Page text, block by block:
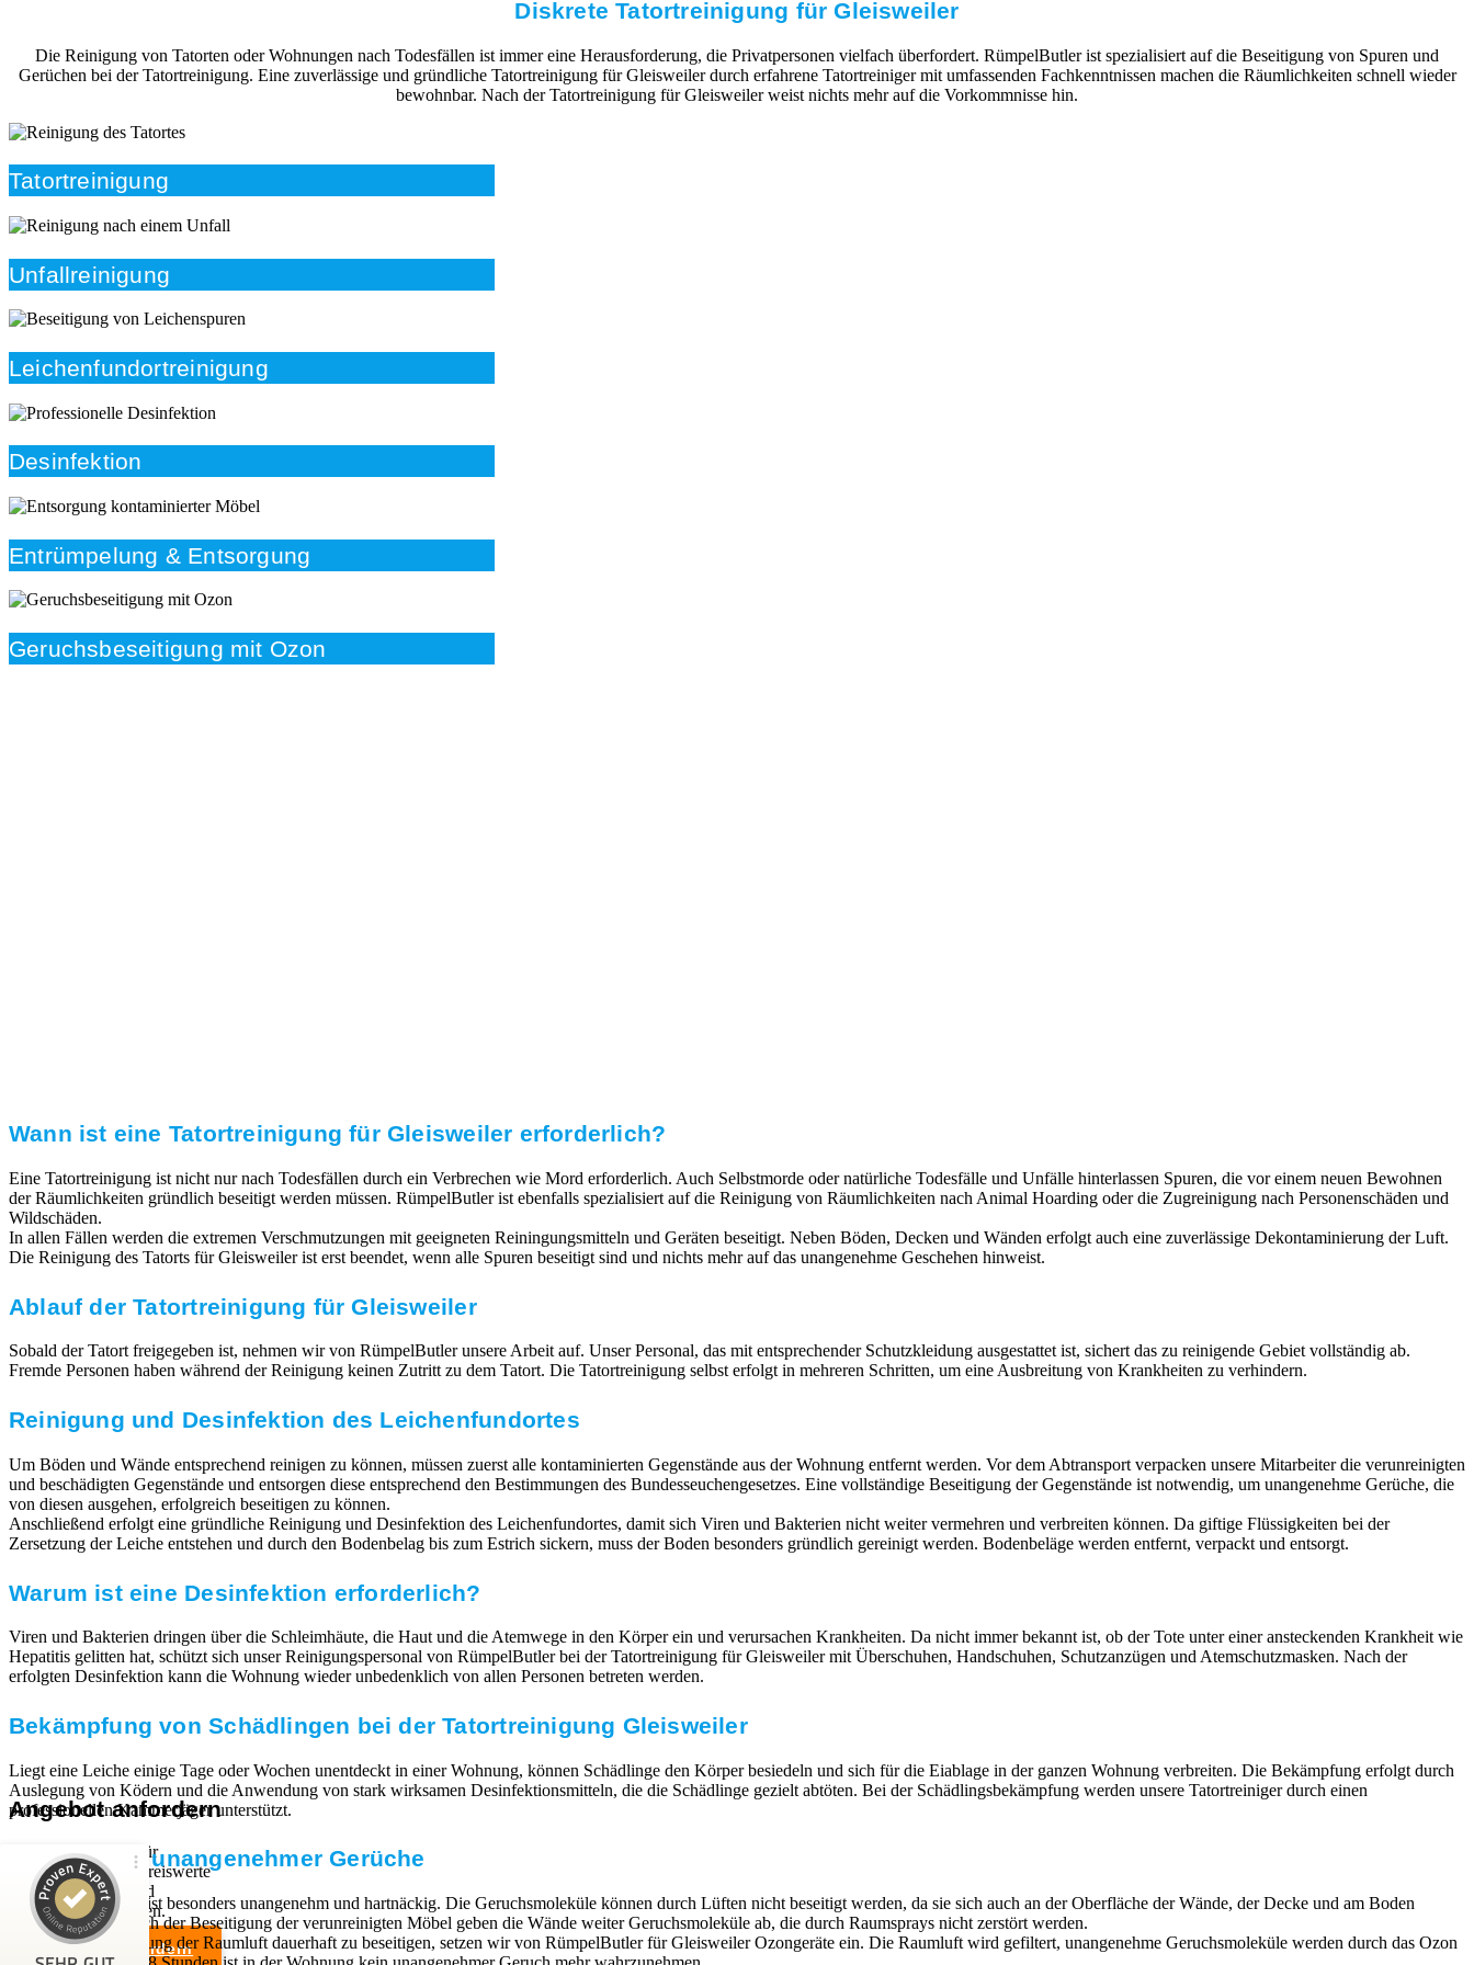
Diskrete Tatortreinigung für Gleisweiler
Die Reinigung von Tatorten oder Wohnungen nach Todesfällen ist immer eine Herausforderung, die Privatpersonen vielfach überfordert. RümpelButler ist spezialisiert auf die Beseitigung von Spuren und
Gerüchen bei der Tatortreinigung. Eine zuverlässige und gründliche Tatortreinigung für Gleisweiler durch erfahrene Tatortreiniger mit umfassenden Fachkenntnissen machen die Räumlichkeiten schnell wieder
bewohnbar. Nach der Tatortreinigung für Gleisweiler weist nichts mehr auf die Vorkommnisse hin.
Tatortreinigung
Unfallreinigung
Leichenfundortreinigung
Desinfektion
Entrümpelung & Entsorgung
Geruchsbeseitigung mit Ozon
Wann ist eine Tatortreinigung für Gleisweiler erforderlich?
Eine Tatortreinigung ist nicht nur nach Todesfällen durch ein Verbrechen wie Mord erforderlich. Auch Selbstmorde oder natürliche Todesfälle und Unfälle hinterlassen Spuren, die vor einem neuen Bewohnen
der Räumlichkeiten gründlich beseitigt werden müssen. RümpelButler ist ebenfalls spezialisiert auf die Reinigung von Räumlichkeiten nach Animal Hoarding oder die Zugreinigung nach Personenschäden und
Wildschäden.
In allen Fällen werden die extremen Verschmutzungen mit geeigneten Reiningungsmitteln und Geräten beseitigt. Neben Böden, Decken und Wänden erfolgt auch eine zuverlässige Dekontaminierung der Luft.
Die Reinigung des Tatorts für Gleisweiler ist erst beendet, wenn alle Spuren beseitigt sind und nichts mehr auf das unangenehme Geschehen hinweist.
Ablauf der Tatortreinigung für Gleisweiler
Sobald der Tatort freigegeben ist, nehmen wir von RümpelButler unsere Arbeit auf. Unser Personal, das mit entsprechender Schutzkleidung ausgestattet ist, sichert das zu reinigende Gebiet vollständig ab.
Fremde Personen haben während der Reinigung keinen Zutritt zu dem Tatort. Die Tatortreinigung selbst erfolgt in mehreren Schritten, um eine Ausbreitung von Krankheiten zu verhindern.
Reinigung und Desinfektion des Leichenfundortes
Um Böden und Wände entsprechend reinigen zu können, müssen zuerst alle kontaminierten Gegenstände aus der Wohnung entfernt werden. Vor dem Abtransport verpacken unsere Mitarbeiter die verunreinigten
und beschädigten Gegenstände und entsorgen diese entsprechend den Bestimmungen des Bundesseuchengesetzes. Eine vollständige Beseitigung der Gegenstände ist notwendig, um unangenehme Gerüche, die
von diesen ausgehen, erfolgreich beseitigen zu können.
Anschließend erfolgt eine gründliche Reinigung und Desinfektion des Leichenfundortes, damit sich Viren und Bakterien nicht weiter vermehren und verbreiten können. Da giftige Flüssigkeiten bei der
Zersetzung der Leiche entstehen und durch den Bodenbelag bis zum Estrich sickern, muss der Boden besonders gründlich gereinigt werden. Bodenbeläge werden entfernt, verpackt und entsorgt.
Warum ist eine Desinfektion erforderlich?
Viren und Bakterien dringen über die Schleimhäute, die Haut und die Atemwege in den Körper ein und verursachen Krankheiten. Da nicht immer bekannt ist, ob der Tote unter einer ansteckenden Krankheit wie
Hepatitis gelitten hat, schützt sich unser Reinigungspersonal von RümpelButler bei der Tatortreinigung für Gleisweiler mit Überschuhen, Handschuhen, Schutzanzügen und Atemschutzmasken. Nach der
erfolgten Desinfektion kann die Wohnung wieder unbedenklich von allen Personen betreten werden.
Bekämpfung von Schädlingen bei der Tatortreinigung Gleisweiler
Liegt eine Leiche einige Tage oder Wochen unentdeckt in einer Wohnung, können Schädlinge den Körper besiedeln und sich für die Eiablage in der ganzen Wohnung verbreiten. Die Bekämpfung erfolgt durch
Auslegung von Ködern und die Anwendung von stark wirksamen Desinfektionsmitteln, die die Schädlinge gezielt abtöten. Bei der Schädlingsbekämpfung werden unsere Tatortreiniger durch einen
professionellen Kammerjäger unterstützt.
Beseitigung unangenehmer Gerüche
Der Leichengeruch ist besonders unangenehm und hartnäckig. Die Geruchsmoleküle können durch Lüften nicht beseitigt werden, da sie sich auch an der Oberfläche der Wände, der Decke und am Boden
festsetzen. Auch nach der Beseitigung der verunreinigten Möbel geben die Wände weiter Geruchsmoleküle ab, die durch Raumsprays nicht zerstört werden.
Um die Verunreinigung der Raumluft dauerhaft zu beseitigen, setzen wir von RümpelButler für Gleisweiler Ozongeräte ein. Die Raumluft wird gefiltert, unangenehme Geruchsmoleküle werden durch das Ozon
Angebot anfordern
Wir sind Experten für
professionelle und preiswerte
Entrümpelungen und
Haushaltsauflösungen.
Angebot anfordern
Kundenbewertungen und Erfahrungen zu
RümpelButler